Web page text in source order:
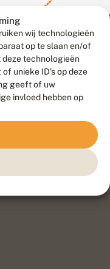
wij technologieën
op te slaan en/of
deze technologieën
unieke ID's op deze
geeft of uw
invloed hebben op
, ontworpen door